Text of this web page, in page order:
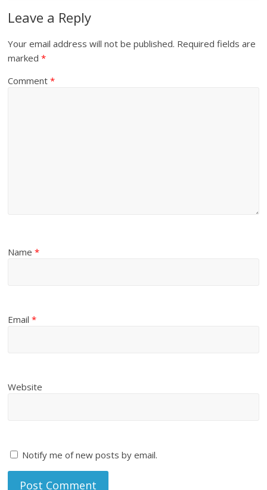
Leave a Reply
Your email address will not be published. Required fields are
marked*
Comment*
Name*
Email*
Website
Notify me of new posts by email.